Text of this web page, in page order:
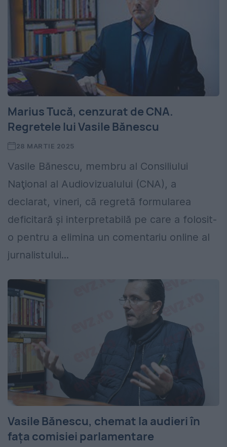
Marius Tucă, cenzurat de CNA.
Regretele lui Vasile Bănescu
28 MARTIE 2025
Vasile Bănescu, membru al Consiliului
Naţional al Audiovizualului (CNA), a
declarat, vineri, că regretă formularea
deficitară și interpretabilă pe care a folosit-
o pentru a elimina un comentariu online al
jurnalistului...
Vasile Bănescu, chemat la audieri în
fața comisiei parlamentare